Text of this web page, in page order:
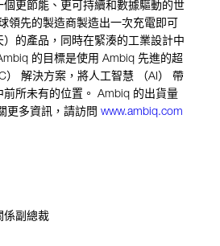
更節能、更可持續和數據驅動的世
領先的製造商製造出一次充電即可
的產品，同時在緊湊的工業設計中
的目標是使用 Ambiq 先進的超
） 解決方案，將人工智慧 （AI） 帶
所未有的位置。
Ambiq 的出貨量
更多資訊，請訪問 www.ambiq.com
係副總裁